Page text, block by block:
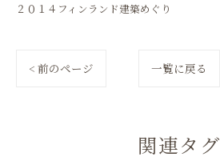
２０１４フィンランド建築めぐり
< 前のページ 一覧に戻る
関連タグ